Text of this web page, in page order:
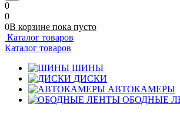
0
0
0В корзине пока пусто
Каталог товаров
Каталог товаров
ШИНЫ
ДИСКИ
АВТОКАМЕРЫ
ОБОДНЫЕ